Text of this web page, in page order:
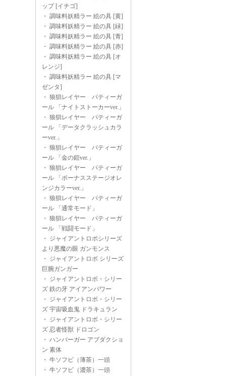
ップ [イチゴ]
・ 調味料妖精ラー 絵の具 [黄]
・ 調味料妖精ラー 絵の具 [緑]
・ 調味料妖精ラー 絵の具 [青]
・ 調味料妖精ラー 絵の具 [赤]
・ 調味料妖精ラー 絵の具 [オ
レンジ]
・ 調味料妖精ラー 絵の具 [マ
ゼンタ]
・ 狼狽レイヤー パティーガ
ール 「ナイトストーカーver.」
・ 狼狽レイヤー パティーガ
ール 「データクラッシュカラ
ーver.」
・ 狼狽レイヤー パティーガ
ール 「金の鎧ver.」
・ 狼狽レイヤー パティーガ
ール 「ボーナスステージオレ
ンジカラーver.」
・ 狼狽レイヤー パティーガ
ール 「通常モード」
・ 狼狽レイヤー パティーガ
ール 「戦闘モード」
・ ジャイアントロボシリーズ
より悪魔の眼 ガンモンス
・ ジャイアントロボ シリーズ
巨腕ガンガー
・ ジャイアントロボ・シリー
ズ 鉄の牙 アイアンパワー
・ ジャイアントロボ・シリー
ズ 宇宙吸血鬼 ドラキュラン
・ ジャイアントロボ・シリー
ズ 忍者怪獣 ドロゴン
・ ハンバーガー アブダクショ
ン 素体
・ 牛ソフビ（薄茶）一頭
・ 牛ソフビ（濃茶）一頭